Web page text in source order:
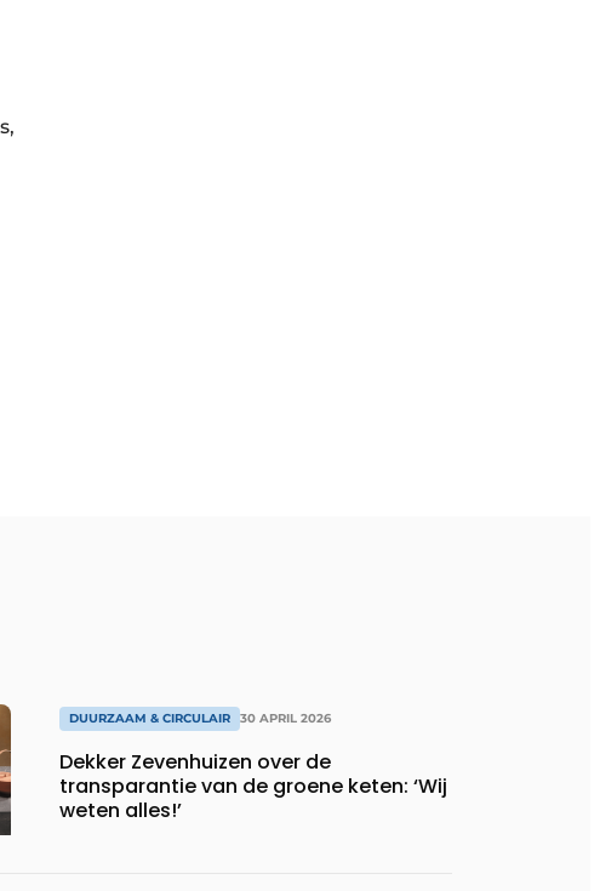
DUURZAAM & CIRCULAIR 30 APRIL 2026
Dekker Zevenhuizen over de
transparantie van de groene keten: ‘Wij
weten alles!’